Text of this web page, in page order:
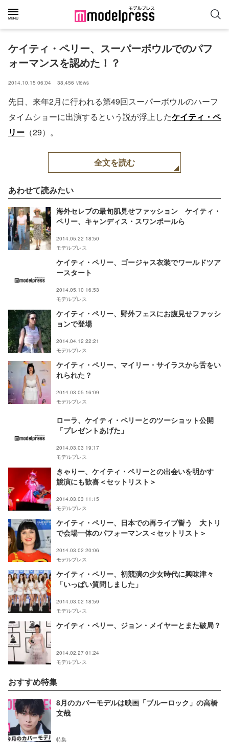
ケイティ・ペリー、スーパーボウルでのパフ
ォーマンスを認めた！？
2014.10.15 06:04 38,456 views
先日、来年2月に行われる第49回スーパーボウルのハーフ
タイムショーに出演するという説が浮上したケイティ・ペ
リー （29）。
全文を読む
あわせて読みたい
海外セレブの最旬肌見せファッション ケイティ・
ペリー、キャンディス・スワンポールら
2014.05.22 18:50
モデルプレス
ケイティ・ペリー、ゴージャス衣装でワールドツア
ースタート
2014.05.10 16:53
モデルプレス
ケイティ・ペリー、野外フェスにお腹見せファッシ
ョンで登場
2014.04.12 22:21
モデルプレス
ケイティ・ペリー、マイリー・サイラスから舌をい
れられた？
2014.03.05 16:09
モデルプレス
ローラ、ケイティ・ペリーとのツーショット公開
「プレゼントあげた」
2014.03.03 19:17
モデルプレス
きゃりー、ケイティ・ペリーとの出会いを明かす
競演にも歓喜＜セットリスト＞
2014.03.03 11:15
モデルプレス
ケイティ・ペリー、日本での再ライブ誓う 大トリ
で会場一体のパフォーマンス＜セットリスト＞
2014.03.02 20:06
モデルプレス
ケイティ・ペリー、初競演の少女時代に興味津々
「いっぱい質問しました」
2014.03.02 18:59
モデルプレス
ケイティ・ペリー、ジョン・メイヤーとまた破局？
2014.02.27 01:24
モデルプレス
おすすめ特集
8月のカバーモデルは映画「ブルーロック」の高橋
文哉
特集